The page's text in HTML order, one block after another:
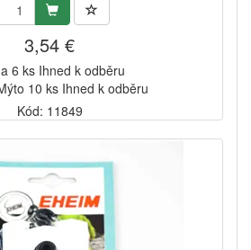
3,54 €
6 ks Ihned k odběru
10 ks Ihned k odběru
Kód: 11849